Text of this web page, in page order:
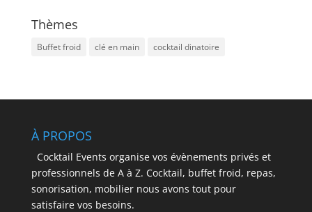
Thèmes
Buffet froid clé en main cocktail dinatoire
À PROPOS
Cocktail Events organise vos évènements privés et
professionnels de A à Z. Cocktail, buffet froid, repas,
sonorisation, mobilier nous avons tout pour
satisfaire vos besoins.